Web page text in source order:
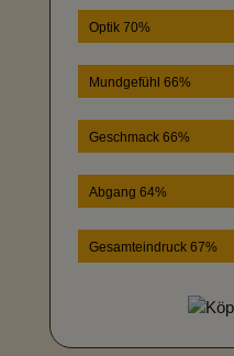
Optik 70%
Mundgefühl 66%
Geschmack 66%
Abgang 64%
Gesamteindruck 67%